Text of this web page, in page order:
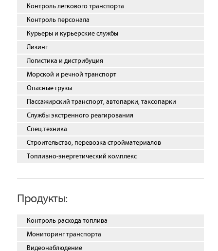
Контроль легкового транспорта
Контроль персонала
Курьеры и курьерские службы
Лизинг
Логистика и дистрибуция
Морской и речной транспорт
Опасные грузы
Пассажирский транспорт, автопарки, таксопарки
Службы экстренного реагирования
Спец.техника
Строительство, перевозка стройматериалов
Топливно-энергетический комплекс
Продукты:
Контроль расхода топлива
Мониторинг транспорта
Видеонаблюдение